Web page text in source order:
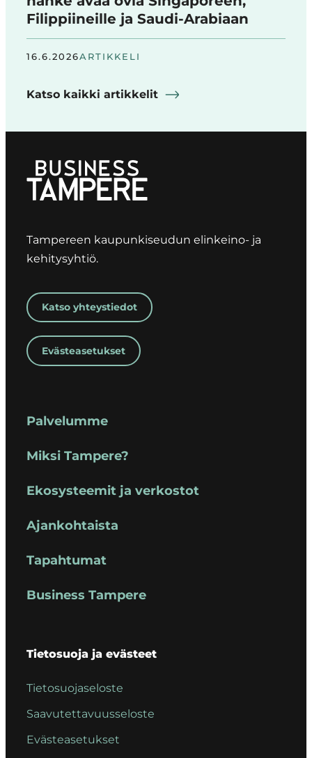
Filippiineille ja Saudi-Arabiaan
16.6.2026ARTIKKELI
Katso kaikki artikkelit
Tampereen kaupunkiseudun elinkeino- ja
kehitysyhtiö.
Katso yhteystiedot
Evästeasetukset
Palvelumme
Miksi Tampere?
Ekosysteemit ja verkostot
Ajankohtaista
Tapahtumat
Business Tampere
Tietosuoja ja evästeet
Tietosuojaseloste
Saavutettavuusseloste
Evästeasetukset